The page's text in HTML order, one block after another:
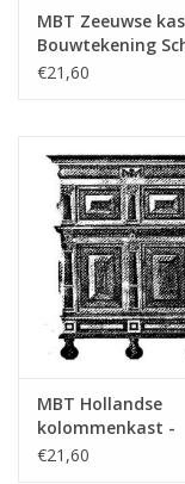
Opmerkingen
MBT Zeeuwse
Bouwtekening
: N/A (45.17.003)
€21,60
MBT Hollandse
kolommenkast -
Bouwtekening
€21,60